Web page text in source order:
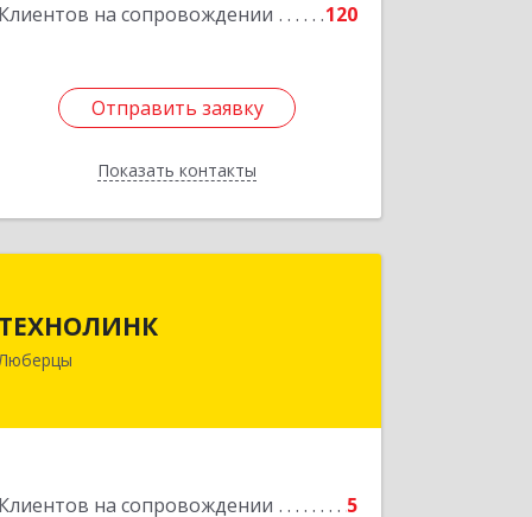
Клиентов на сопровождении 120
Отправить заявку
Показать контакты
Отправить заявку
Назад
ТЕХНОЛИНК
Клиентов на сопровождении 5
Подробнее